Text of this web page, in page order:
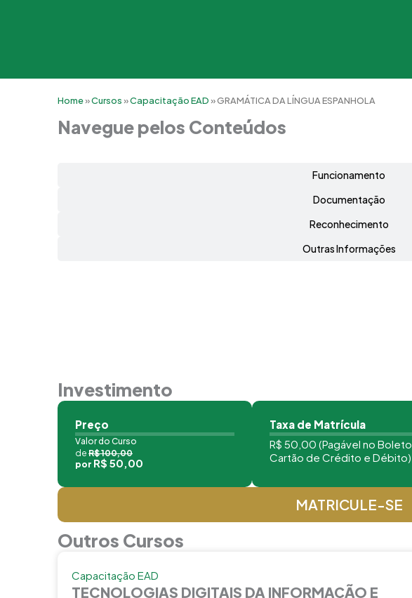
Home»Cursos»Capacitação EAD»GRAMÁTICA DA LÍNGUA ESPANHOLA
Navegue pelos Conteúdos
Funcionamento
Documentação
Reconhecimento
Outras Informações
Investimento
Preço
Valor do Curso
de R$ 100,00
por R$ 50,00
Taxa de Matrícula
R$ 50,00 (Pagável no Boleto,
Cartão de Crédito e Débito)
MATRICULE-SE
Outros Cursos
Capacitação EAD
TECNOLOGIAS DIGITAIS DA INFORMAÇÃO E